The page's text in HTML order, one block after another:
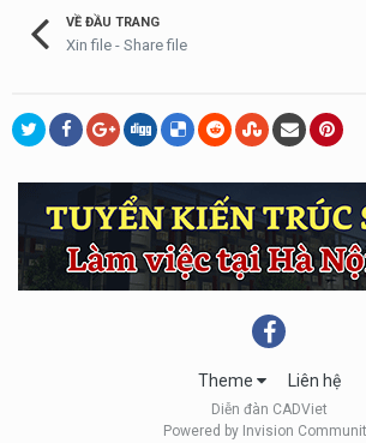
VỀ ĐẦU TRANG
Xin file - Share file
Theme Liên hệ
Diễn đàn CADViet
Powered by Invision